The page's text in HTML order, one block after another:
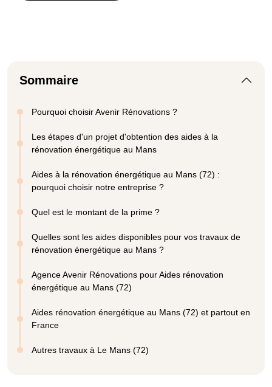
Sommaire
Pourquoi choisir Avenir Rénovations ?
Les étapes d'un projet d'obtention des aides à la
rénovation énergétique au Mans
Aides à la rénovation énergétique au Mans (72) :
pourquoi choisir notre entreprise ?
Quel est le montant de la prime ?
Quelles sont les aides disponibles pour vos travaux de
rénovation énergétique au Mans ?
Agence Avenir Rénovations pour Aides rénovation
énergétique au Mans (72)
Aides rénovation énergétique au Mans (72) et partout en
France
Autres travaux à Le Mans (72)